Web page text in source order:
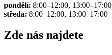
pondělí: 8:00–12:00, 13:00–17:00
středa: 8:00–12:00, 13:00–17:00
Zde nás najdete